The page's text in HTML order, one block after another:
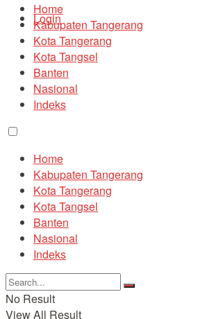
Login
Home
Kabupaten Tangerang
Kota Tangerang
Kota Tangsel
Banten
Nasional
Indeks
Home
Kabupaten Tangerang
Kota Tangerang
Kota Tangsel
Banten
Nasional
Indeks
No Result
View All Result